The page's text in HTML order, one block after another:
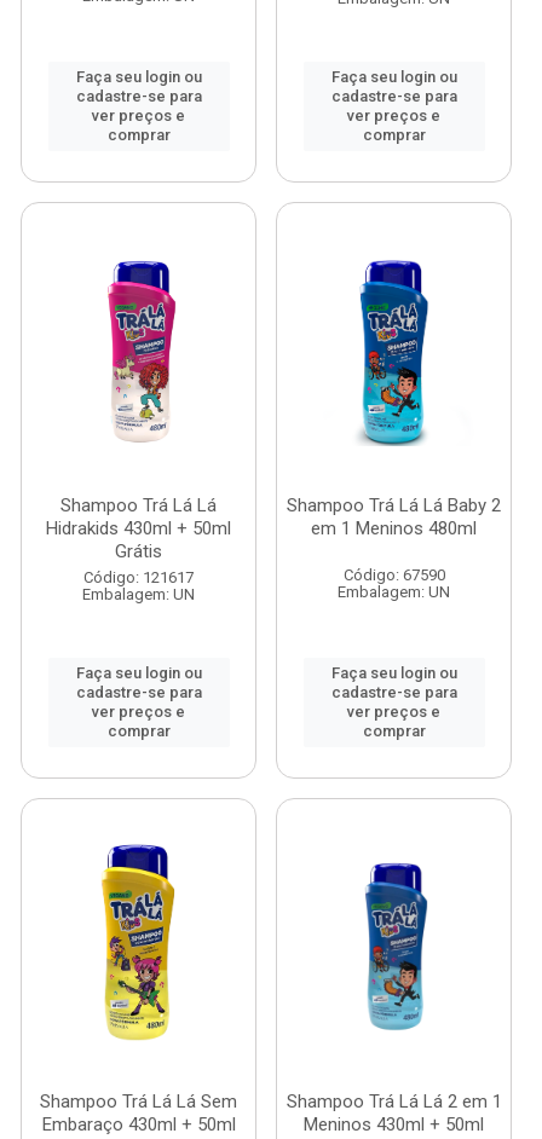
Faça seu login ou
cadastre-se para
ver preços e
comprar
Faça seu login ou
cadastre-se para
ver preços e
comprar
Shampoo Trá Lá Lá
Hidrakids 430ml + 50ml
Grátis
Código: 121617
Embalagem: UN
Faça seu login ou
cadastre-se para
ver preços e
comprar
Shampoo Trá Lá Lá Baby 2
em 1 Meninos 480ml
Código: 67590
Embalagem: UN
Faça seu login ou
cadastre-se para
ver preços e
comprar
Shampoo Trá Lá Lá Sem
Embaraço 430ml + 50ml
Shampoo Trá Lá Lá 2 em 1
Meninos 430ml + 50ml